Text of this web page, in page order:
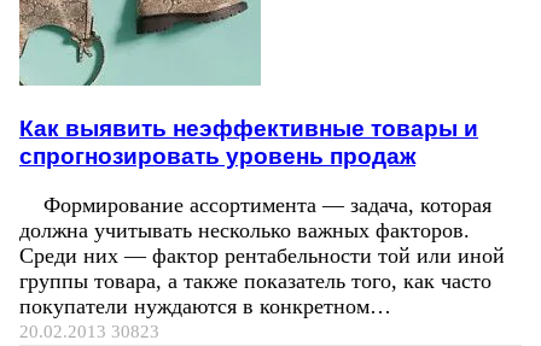
Как выявить неэффективные товары и
спрогнозировать уровень продаж
Формирование ассортимента — задача, которая
должна учитывать несколько важных факторов.
Среди них — фактор рентабельности той или иной
группы товара, а также показатель того, как часто
покупатели нуждаются в конкретном…
20.02.2013 30823